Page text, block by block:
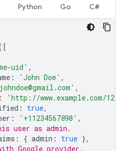
Python Go C#
uid' ,
: 'John Doe' ,
,
:
'http://www.example.com/
: true,
: '+11234567890' ,
user as admin.
: { admin : true },
Google provider.